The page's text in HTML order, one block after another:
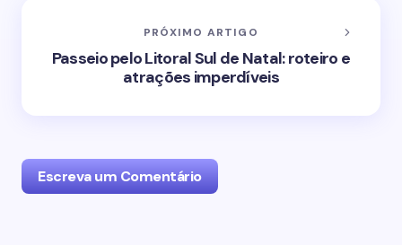
PRÓXIMO ARTIGO
Passeio pelo Litoral Sul de Natal: roteiro e
atrações imperdíveis
Escreva um Comentário